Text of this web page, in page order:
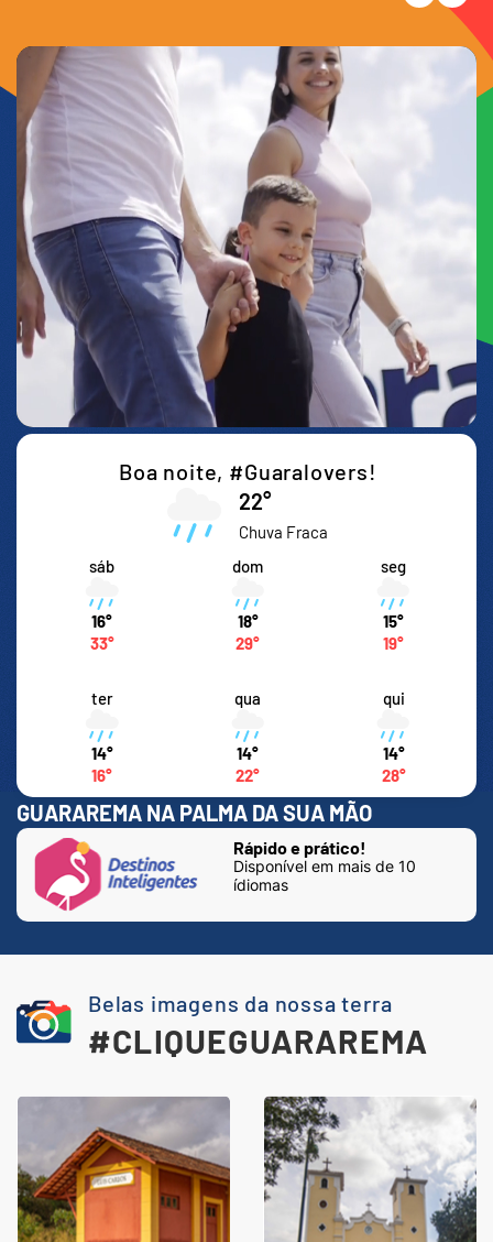
Boa noite, #Guaralovers!
22°
Chuva Fraca
sáb
16°
33°
dom
18°
29°
seg
15°
19°
ter
14°
16°
qua
14°
22°
qui
14°
28°
GUARAREMA NA PALMA DA SUA MÃO
Rápido e prático!
Disponível em mais de 10
ídiomas
Belas imagens da nossa terra
#CLIQUEGUARAREMA